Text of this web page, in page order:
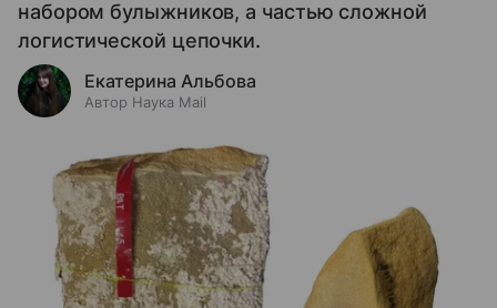
набором булыжников, а частью сложной
логистической цепочки.
Екатерина Альбова
Автор Наука Mail